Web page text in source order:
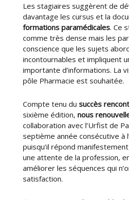
Les stagiaires suggèrent de
davantage les cursus et la
formations paramédicales. Ce
comme très dense mais les
conscience que les sujets
incontournables et impliquent
importante d’informations. La
pôle Pharmacie est souhaitée.
Compte tenu dusuccès
sixième édition,nous
collaboration avec l’Urfist de
septième année consécutive à
puisqu’il répond
une attente de la profession,
améliorer les séquences qui
satisfaction.